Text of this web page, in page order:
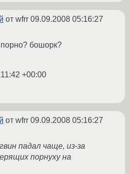
от wfrr 09.09.2008 05:16:27
бошорк?
+00:00
от wfrr 09.09.2008 05:16:27
падал чаще, из-за
порнуху на